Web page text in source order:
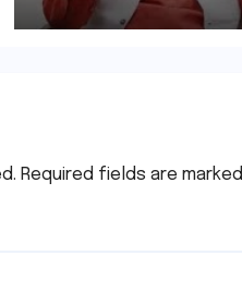
Required fields are marked